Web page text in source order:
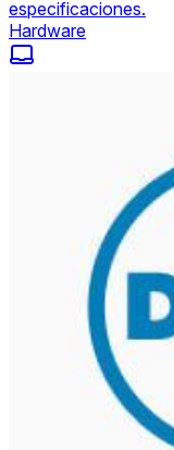
especificaciones.
Hardware